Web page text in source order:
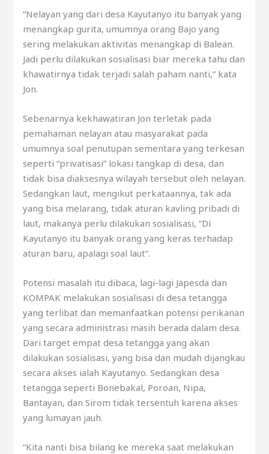
“Nelayan yang dari desa Kayutanyo itu banyak yang
menangkap gurita, umumnya orang Bajo yang
sering melakukan aktivitas menangkap di Balean.
Jadi perlu dilakukan sosialisasi biar mereka tahu dan
khawatirnya tidak terjadi salah paham nanti,” kata
Jon.
Sebenarnya kekhawatiran Jon terletak pada
pemahaman nelayan atau masyarakat pada
umumnya soal penutupan sementara yang terkesan
seperti “privatisasi” lokasi tangkap di desa, dan
tidak bisa diaksesnya wilayah tersebut oleh nelayan.
Sedangkan laut, mengikut perkataannya, tak ada
yang bisa melarang, tidak aturan kavling pribadi di
laut, makanya perlu dilakukan sosialisasi, “Di
Kayutanyo itu banyak orang yang keras terhadap
aturan baru, apalagi soal laut”.
Potensi masalah itu dibaca, lagi-lagi Japesda dan
KOMPAK melakukan sosialisasi di desa tetangga
yang terlibat dan memanfaatkan potensi perikanan
yang secara administrasi masih berada dalam desa.
Dari target empat desa tetangga yang akan
dilakukan sosialisasi, yang bisa dan mudah dijangkau
secara akses ialah Kayutanyo. Sedangkan desa
tetangga seperti Bonebakal, Poroan, Nipa,
Bantayan, dan Sirom tidak tersentuh karena akses
yang lumayan jauh.
“Kita nanti bisa bilang ke mereka saat melakukan